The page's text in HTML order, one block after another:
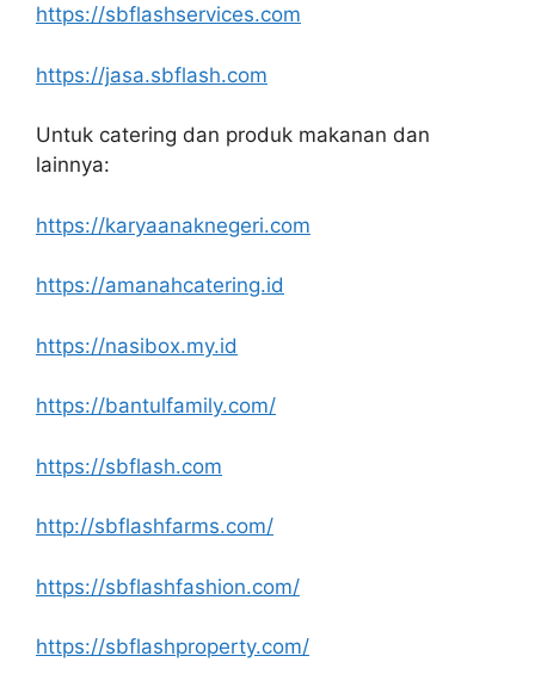
https://sbflashservices.com
https://jasa.sbflash.com
Untuk catering dan produk makanan dan
lainnya:
https://karyaanaknegeri.com
https://amanahcatering.id
https://nasibox.my.id
https://bantulfamily.com/
https://sbflash.com
http://sbflashfarms.com/
https://sbflashfashion.com/
https://sbflashproperty.com/